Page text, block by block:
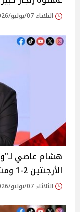
الثلاثاء 07/يوليو/2026 - 10:14 م
هشام عاصي
الأرجنتين 2-1 ومنتظرين الفرحة
الثلاثاء 07/يوليو/2026 - 03:15 م